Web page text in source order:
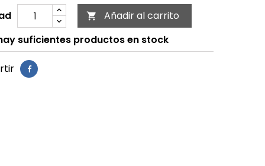

Añadir al carrito
suficientes productos en stock